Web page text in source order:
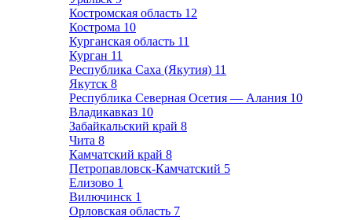
Костромская область 12
Кострома 10
Курганская область 11
Курган 11
Республика Саха (Якутия) 11
Якутск 8
Республика Северная Осетия — Алания 10
Владикавказ 10
Забайкальский край 8
Чита 8
Камчатский край 8
Петропавловск-Камчатский 5
Елизово 1
Вилючинск 1
Орловская область 7